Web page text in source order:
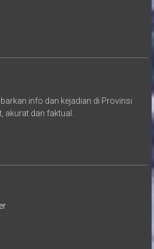
info dan kejadian di Provinsi
akurat dan faktual.